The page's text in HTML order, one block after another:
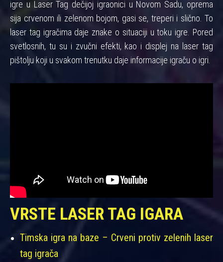
igre u Laser Tag dečijoj igraonici u Novom Sadu, oprema
sija crvenom ili zelenom bojom, gasi se, treperi i slično. To
laser tag igračima daje znake o situaciji u toku igre. Pored
svetlosnih, tu su i zvučni efekti, kao i displej na laser tag
pištolju koji u svakom trenutku daje informacije igraču o igri.
VRSTE LASER TAG IGARA
Timska igra na baze – Crveni protiv zelenih laser
tag igrača